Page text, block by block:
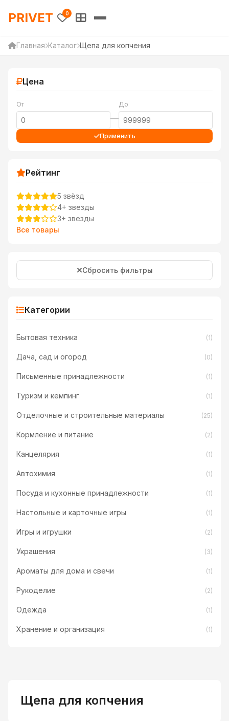
PRIVET — Каталог товаров
PRIVET 0
Главная Каталог Щепа для копчения
Цена
От
—
До
Применить
Рейтинг
5 звёзд
4+ звезды
3+ звезды
Все товары
Сбросить фильтры
Категории
Бытовая техника (1)
Дача, сад и огород (0)
Письменные принадлежности (1)
Туризм и кемпинг (1)
Отделочные и строительные материалы (25)
Кормление и питание (2)
Канцелярия (1)
Автохимия (1)
Посуда и кухонные принадлежности (1)
Настольные и карточные игры (1)
Игры и игрушки (2)
Украшения (3)
Ароматы для дома и свечи (1)
Рукоделие (2)
Одежда (1)
Хранение и организация (1)
Щепа для копчения